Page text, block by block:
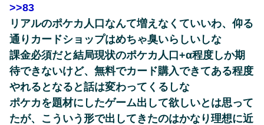
>>83
リアルのポケカ人口なんて増えなくていいわ、仰る
通りカードショップはめちゃ臭いらしいしな
課金必須だと結局現状のポケカ人口+α程度しか期
待できないけど、無料でカード購入できてある程度
やれるとなると話は変わってくるしな
ポケカを題材にしたゲーム出して欲しいとは思って
たが、こういう形で出してきたのはかなり理想に近